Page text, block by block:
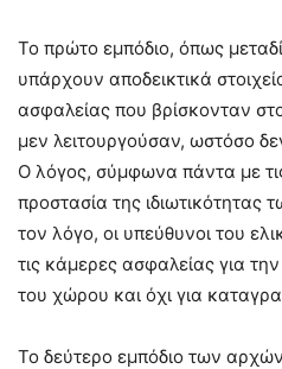
Το πρώτο εμπόδιο, όπως
υπάρχουν αποδεικτικά
ασφαλείας που βρίσκονταν
μεν λειτουργούσαν, ωστόσο
Ο λόγος, σύμφωνα πάντα με
προστασία της ιδιωτικότητας
τον λόγο, οι υπεύθυνοι του
τις κάμερες ασφαλείας για
του χώρου και όχι για
Το δεύτερο εμπόδιο των αρχών